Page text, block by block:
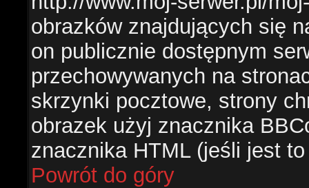
obrazków znajdujących się
on publicznie dostępnym
przechowywanych na
skrzynki pocztowe, strony
obrazek użyj znacznika
znacznika HTML (jeśli jest
Powrót do góry